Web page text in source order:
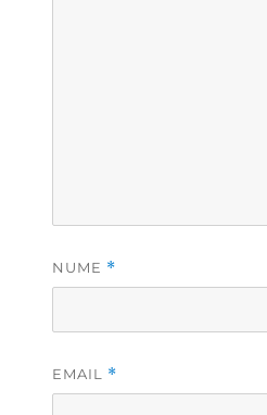
NUME *
EMAIL *